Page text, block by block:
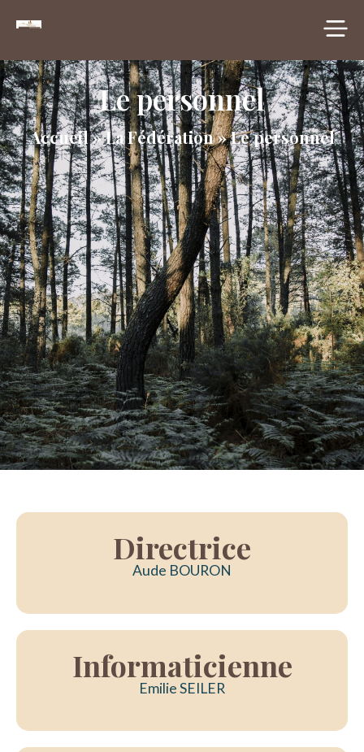
Le personnel
Accueil»La Fédération»Le personnel
Directrice
Aude BOURON
Informaticienne
Emilie SEILER